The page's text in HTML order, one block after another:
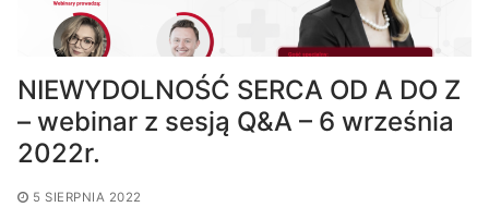
NIEWYDOLNOŚĆ SERCA OD A DO Z
– webinar z sesją Q&A – 6 września
2022r.
5 SIERPNIA 2022